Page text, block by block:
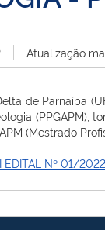
Atualização
de Parnaíba
(PPGAPM),
(Mestrado
EDITAL Nº 01/2022